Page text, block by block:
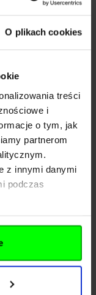
O plikach cookies
treści
i
o tym, jak
partnerom
z innymi danymi
podczas
083